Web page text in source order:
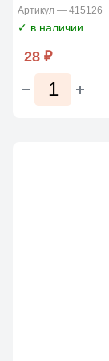
Артикул — 415126
✓ в наличии
28 ₽